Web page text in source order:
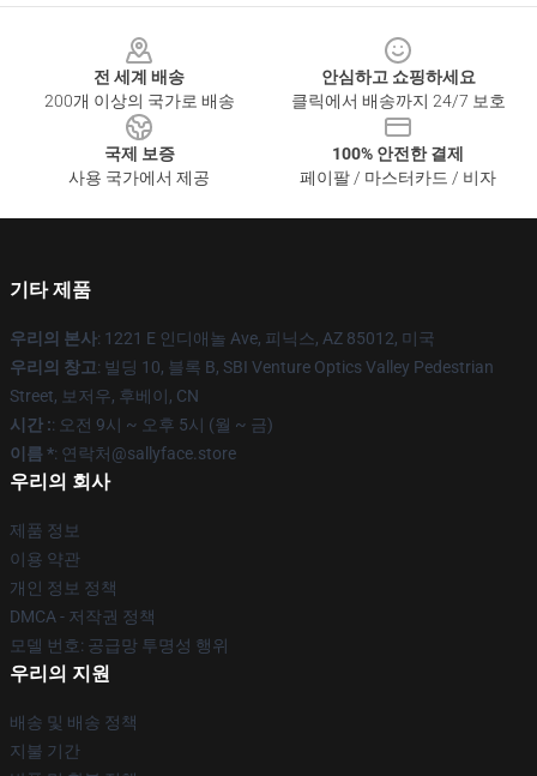
전 세계 배송
200개 이상의 국가로 배송
안심하고 쇼핑하세요
클릭에서 배송까지 24/7 보호
국제 보증
사용 국가에서 제공
100% 안전한 결제
페이팔 / 마스터카드 / 비자
기타 제품
우리의 본사: 1221 E 인디애놀 Ave, 피닉스, AZ 85012, 미국
우리의 창고: 빌딩 10, 블록 B, SBI Venture Optics Valley Pedestrian
Street, 보저우, 후베이, CN
시간 :: 오전 9시 ~ 오후 5시 (월 ~ 금)
이름 *: 연락처@sallyface.store
우리의 회사
제품 정보
이용 약관
개인 정보 정책
DMCA - 저작권 정책
모델 번호: 공급망 투명성 행위
우리의 지원
배송 및 배송 정책
지불 기간